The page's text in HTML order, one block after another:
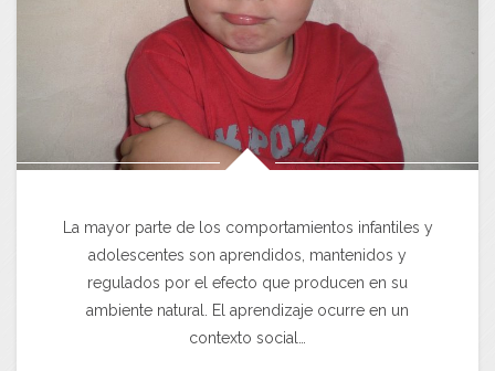
La mayor parte de los comportamientos infantiles y
adolescentes son aprendidos, mantenidos y
regulados por el efecto que producen en su
ambiente natural. El aprendizaje ocurre en un
contexto social…